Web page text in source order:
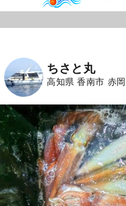
ちさと丸
高知県 香南市 赤